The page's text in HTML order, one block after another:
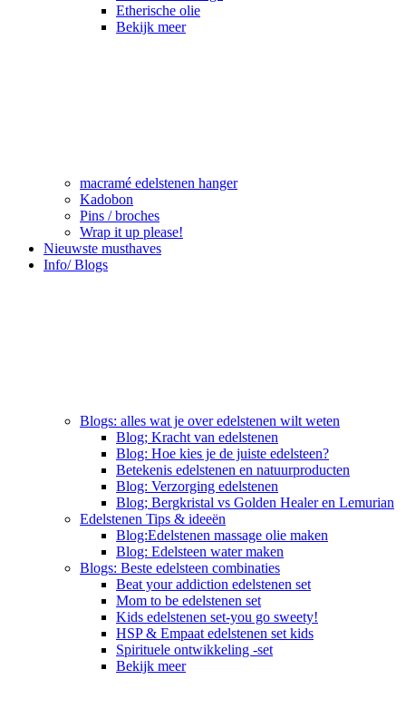
Etherische olie
Bekijk meer
macramé edelstenen hanger
Kadobon
Pins / broches
Wrap it up please!
Nieuwste musthaves
Info/ Blogs
Blogs: alles wat je over edelstenen wilt weten
Blog; Kracht van edelstenen
Blog: Hoe kies je de juiste edelsteen?
Betekenis edelstenen en natuurproducten
Blog: Verzorging edelstenen
Blog; Bergkristal vs Golden Healer en Lemurian
Edelstenen Tips & ideeën
Blog:Edelstenen massage olie maken
Blog: Edelsteen water maken
Blogs: Beste edelsteen combinaties
Beat your addiction edelstenen set
Mom to be edelstenen set
Kids edelstenen set-you go sweety!
HSP & Empaat edelstenen set kids
Spirituele ontwikkeling -set
Bekijk meer